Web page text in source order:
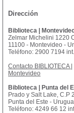
Dirección
Biblioteca |
Zelmar Michelini 1220
11100 - Montevideo -
Teléfono: 2900 7194
Contacto BIBLIOTECA |
Montevideo
Biblioteca | Punta del
Prado y Salt Lake, C.P
Punta del Este -
Teléfono: 4249 66 12